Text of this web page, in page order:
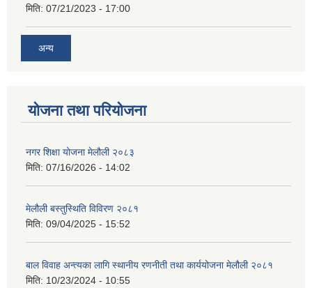
मिति: 07/21/2023 - 17:00
अन्य
योजना तथा परियोजना
नगर शिक्षा योजना मेलौली २०८३
मिति: 07/16/2026 - 14:02
मेलौली बस्तुस्थिति विविरण २०८१
मिति: 09/04/2025 - 15:52
बाल विवाह अन्त्यका लागि स्थानीय रणनीती तथा कार्ययोजना मेलौली २०८१
मिति: 10/23/2024 - 10:55